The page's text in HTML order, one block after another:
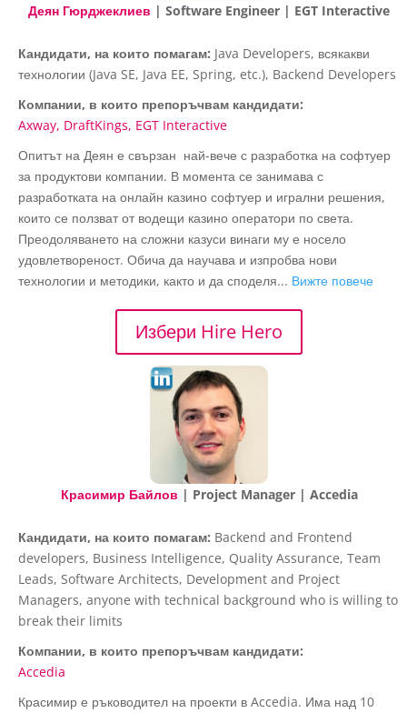
Деян Гюрджеклиев | Software Engineer | EGT Interactive
Кандидати, на които помагам: Java Developers, всякакви
технологии (Java SE, Java EE, Spring, etc.), Backend Developers
Компании, в които препоръчвам кандидати:
Axway DraftKings EGT Interactive
Опитът на Деян е свързан най-вече с разработка на софтуер
за продуктови компании. В момента се занимава с
разработката на онлайн казино софтуер и игрални решения,
които се ползват от водещи казино оператори по света.
Преодоляването на сложни казуси винаги му е носело
удовлетвореност. Обича да научава и изпробва нови
технологии и методики, както и да споделя... Вижте повече
Избери Hire Hero
Красимир Байлов | Project Manager | Accedia
Кандидати, на които помагам: Backend and Frontend
developers, Business Intelligence, Quality Assurance, Team
Leads, Software Architects, Development and Project
Managers, anyone with technical background who is willing to
break their limits
Компании, в които препоръчвам кандидати:
Accedia
Красимир е ръководител на проекти в Accedia. Има над 10